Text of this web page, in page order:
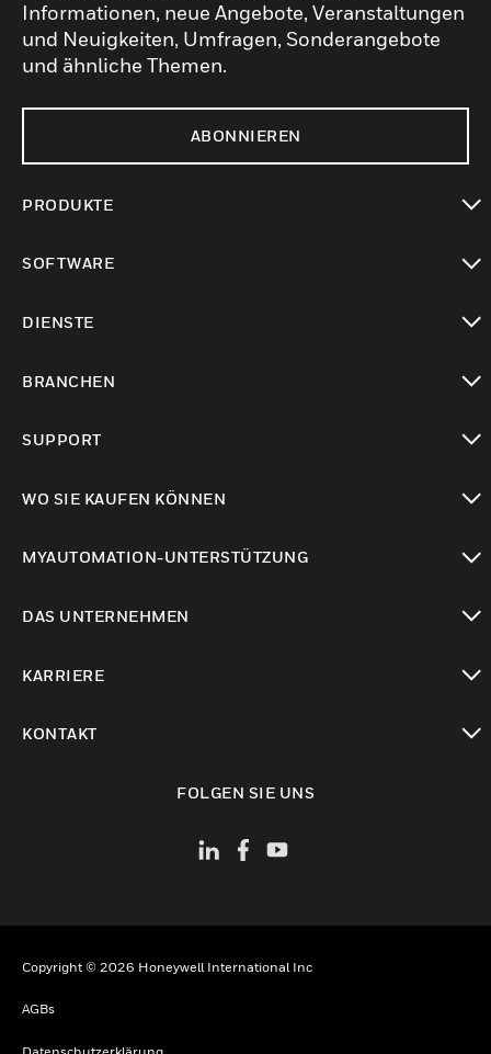
Informationen, neue Angebote, Veranstaltungen
und Neuigkeiten, Umfragen, Sonderangebote
und ähnliche Themen.
ABONNIEREN
PRODUKTE
SOFTWARE
DIENSTE
BRANCHEN
SUPPORT
WO SIE KAUFEN KÖNNEN
MYAUTOMATION-UNTERSTÜTZUNG
DAS UNTERNEHMEN
KARRIERE
KONTAKT
FOLGEN SIE UNS
Copyright © 2026 Honeywell International Inc
AGBs